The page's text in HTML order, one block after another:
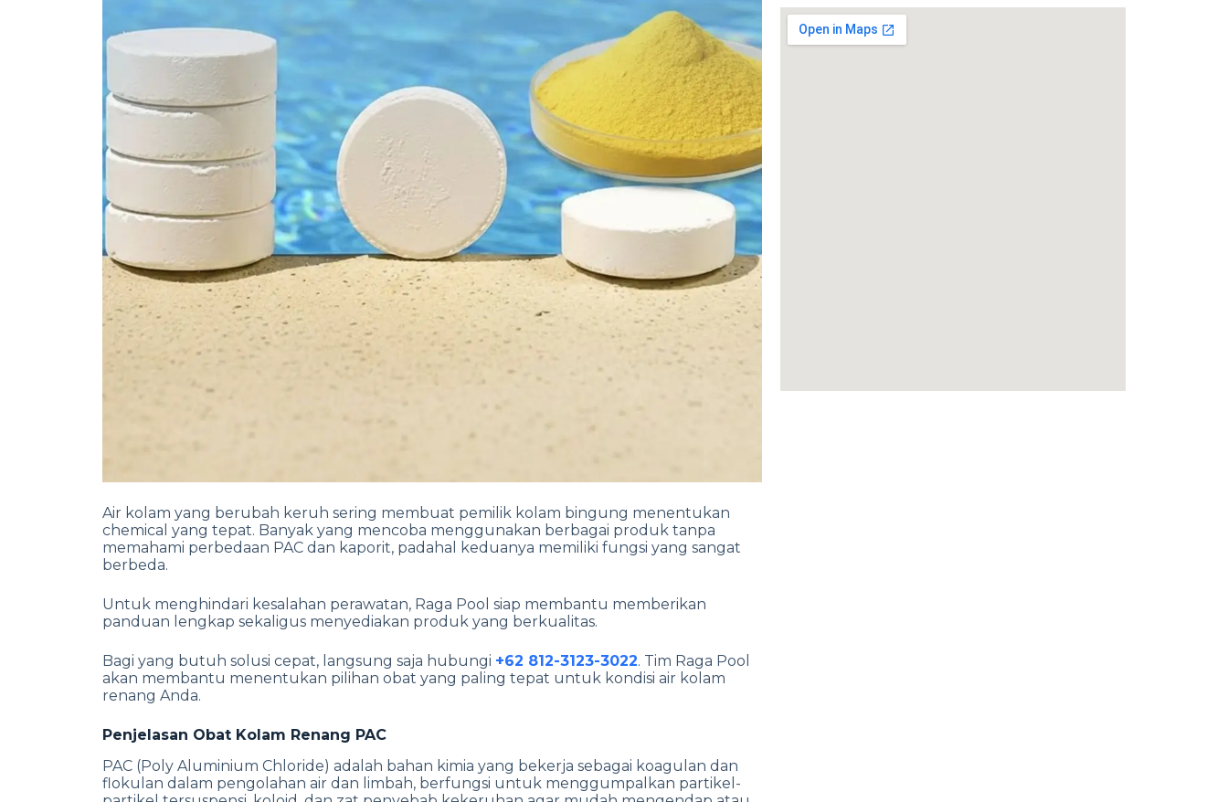
Air kolam yang berubah keruh sering membuat pemilik kolam bingung menentukan
chemical yang tepat. Banyak yang mencoba menggunakan berbagai produk tanpa
memahami perbedaan PAC dan kaporit, padahal keduanya memiliki fungsi yang sangat
berbeda.
Untuk menghindari kesalahan perawatan, Raga Pool siap membantu memberikan
panduan lengkap sekaligus menyediakan produk yang berkualitas.
Bagi yang butuh solusi cepat, langsung saja hubungi +62 812-3123-3022. Tim Raga Pool
akan membantu menentukan pilihan obat yang paling tepat untuk kondisi air kolam
renang Anda.
Penjelasan Obat Kolam Renang PAC
PAC (Poly Aluminium Chloride) adalah bahan kimia yang bekerja sebagai koagulan dan
flokulan dalam pengolahan air dan limbah, berfungsi untuk menggumpalkan partikel-